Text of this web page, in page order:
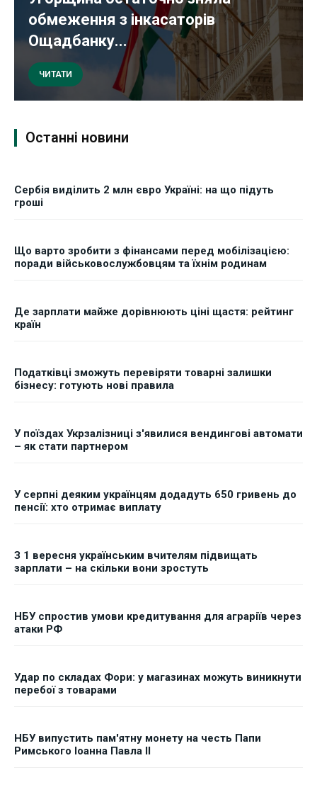
обмеження з інкасаторів
Ощадбанку...
ЧИТАТИ
Останні новини
Сербія виділить 2 млн євро Україні: на що підуть
гроші
Що варто зробити з фінансами перед мобілізацією:
поради військовослужбовцям та їхнім родинам
Де зарплати майже дорівнюють ціні щастя: рейтинг
країн
Податківці зможуть перевіряти товарні залишки
бізнесу: готують нові правила
У поїздах Укрзалізниці з'явилися вендингові автомати
– як стати партнером
У серпні деяким українцям додадуть 650 гривень до
пенсії: хто отримає виплату
З 1 вересня українським вчителям підвищать
зарплати – на скільки вони зростуть
НБУ спростив умови кредитування для аграріїв через
атаки РФ
Удар по складах Фори: у магазинах можуть виникнути
перебої з товарами
НБУ випустить пам'ятну монету на честь Папи
Римського Іоанна Павла II